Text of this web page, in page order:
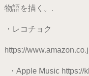
物語を描く。.
・レコチョク
https://
・Apple Music https://